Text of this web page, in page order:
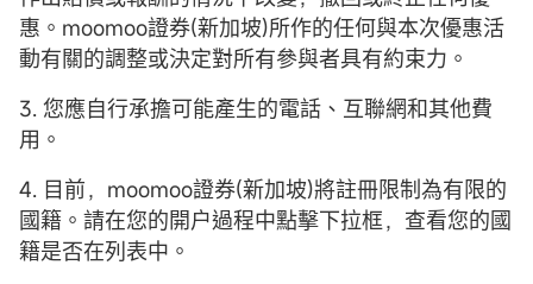
惠。moomoo證券(新加坡)所作的任何與本次優惠活
動有關的調整或決定對所有參與者具有約束力。
3. 您應自行承擔可能產生的電話、互聯網和其他費
用。
4. 目前，moomoo證券(新加坡)將註冊限制為有限的
國籍。請在您的開户過程中點擊下拉框，查看您的國
籍是否在列表中。